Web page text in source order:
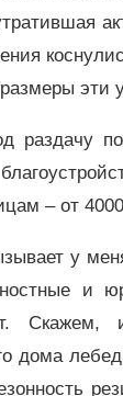
эти
раздачу
– от
у
и
Скажем,
дома